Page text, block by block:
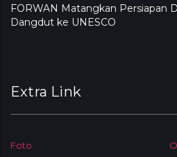
FORWAN Matangkan Persiapan
Dangdut ke UNESCO
Extra Link
Foto